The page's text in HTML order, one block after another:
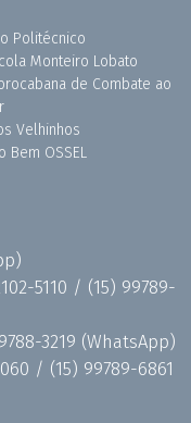
Politécnico
Monteiro Lobato
de Combate ao
Velhinhos
Bem OSSEL
5110 / (15) 99789-
3219 (WhatsApp)
/ (15) 99789-6861